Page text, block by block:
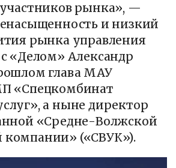
участников рынка», —
и низкий
рынка управления
«Делом» Александр
глава МАУ
«Спецкомбинат
а ныне директор
«Средне-Волжской
(«СВУК»).